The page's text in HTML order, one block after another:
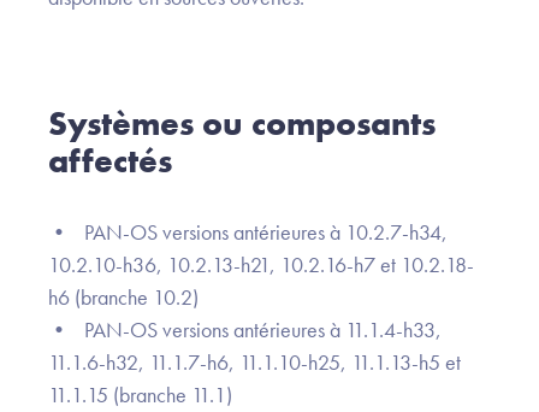
Systèmes ou composants
affectés
• PAN-OS versions antérieures à 10.2.7-h34,
10.2.10-h36, 10.2.13-h21, 10.2.16-h7 et 10.2.18-
h6 (branche 10.2)
• PAN-OS versions antérieures à 11.1.4-h33,
11.1.6-h32, 11.1.7-h6, 11.1.10-h25, 11.1.13-h5 et
11.1.15 (branche 11.1)